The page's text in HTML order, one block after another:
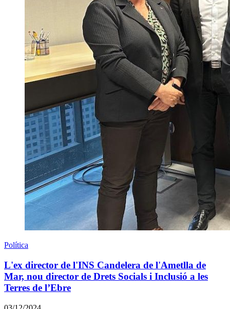
Política
L'ex director de l'INS Candelera de l'Ametlla de
Mar, nou director de Drets Socials i Inclusió a les
Terres de l’Ebre